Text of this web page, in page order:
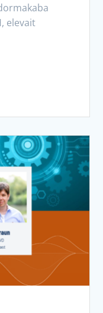
elevait